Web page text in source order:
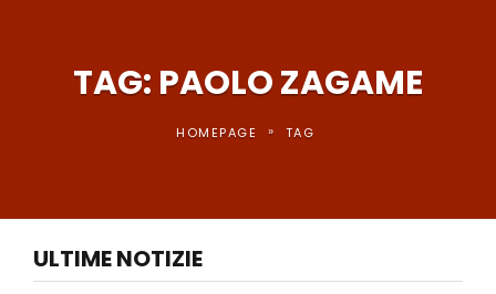
TAG: PAOLO ZAGAME
HOMEPAGE » TAG
ULTIME NOTIZIE